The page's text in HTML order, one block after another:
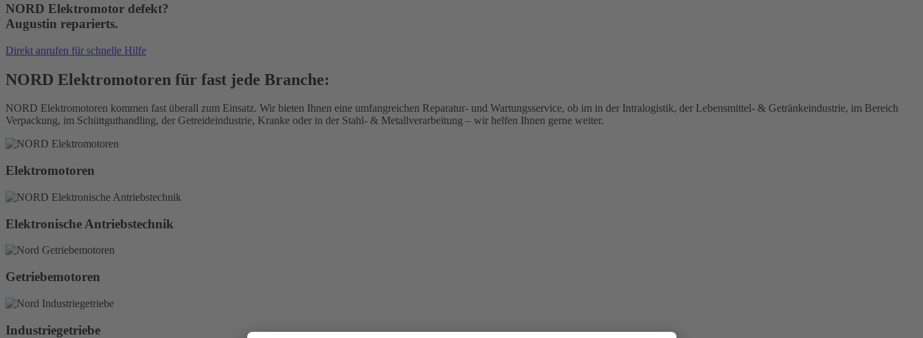
NORD Elektromotor defekt?
Augustin reparierts.
Direkt anrufen für schnelle Hilfe
NORD Elektromotoren für fast jede Branche:
NORD Elektromotoren kommen fast überall zum Einsatz. Wir bieten Ihnen eine umfangreichen Reparatur- und Wartungsservice, ob im in der Intralogistik, der Lebensmittel- & Getränkeindustrie, im Bereich
Verpackung, im Schüttguthandling, der Getreideindustrie, Kranke oder in der Stahl- & Metallverarbeitung – wir helfen Ihnen gerne weiter.
Elektromotoren
Elektronische Antriebstechnik
Getriebemotoren
Industriegetriebe